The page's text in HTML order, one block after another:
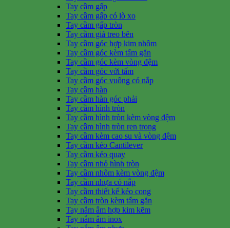
Tay cầm gấp
Tay cầm gấp có lò xo
Tay cầm gấp tròn
Tay cầm giá treo bên
Tay cầm góc hợp kim nhôm
Tay cầm góc kèm tấm gắn
Tay cầm góc kèm vòng đệm
Tay cầm góc với tấm
Tay cầm góc vuông có nắp
Tay cầm hàn
Tay cầm hàn góc phải
Tay cầm hình tròn
Tay cầm hình tròn kèm vòng đệm
Tay cầm hình tròn ren trong
Tay cầm kèm cao su và vòng đệm
Tay cầm kéo Cantilever
Tay cầm kéo quay
Tay cầm nhỏ hình tròn
Tay cầm nhôm kèm vòng đệm
Tay cầm nhựa có nắp
Tay cầm thiết kế kéo cong
Tay cầm tròn kèm tấm gắn
Tay nắm âm hợp kim kẽm
Tay nắm âm inox